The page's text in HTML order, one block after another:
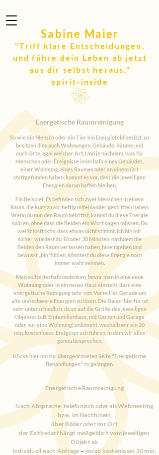
Sabine Maier
"Triff klare Entscheidungen,
und führe dein Leben ab jetzt
aus dir selbst heraus."
spirit-inside
Energetische Raumreinigung
So wie ein Mensch oder ein Tier ein Energiefeld besitzt, so
besitzen dies auch Wohnungen, Gebäude, Räume und
auch Orte, egal welcher Art. Und je nachdem, was für
Menschen oder Ereignisse innerhalb eines Gebäudes,
einer Wohnung, eines Raumes oder an einem Ort
stattgefunden haben, kommt es vor, dass die jeweiligen
Energien daran haften bleiben.
Ein Beispiel: Es befinden sich zwei Menschen in einem
Raum, die kurz zuvor heftig miteinander gestritten haben.
Wenn du nun den Raum betrittst, kannst du diese Energie
spüren, ohne dass die Beiden ein Wort sagen müssen. Du
weißt instinktiv, dass etwas nicht stimmt. Ich bin mir
sicher, würdest du 10 oder 30 Minuten, nachdem die
Beiden den Raum verlassen haben, hineingehen und
bewusst „hin“fühlen, könntest du diese Energie noch
immer wahrnehmen.
Man sollte deshalb bedenken, bevor man in eine neue
Wohnung oder in ein neues Haus einzieht, dass eine
energetische Reinigung sehr von Vorteil ist. Gerade um
alte und schwere Energien zu lösen. Die Dauer hierfür ist
sehr unterschiedlich, da es auf die Größe des jeweiligen
Objektes (z.B. Einfamilienhaus, mit Garten und Garage
oder nur eine Wohnung) ankommt, weshalb wir ein 20
min. kostenloses Erstgespräch führen, in dem wir alles
genau besprechen.
Klickehier um zur übergeordneten Seite "Energetische
Behandlungen" zu gelangen.
Energetische Raumreinigung
Nach Absprache: telefonisch oder als Webmeeting
bzw. im Nachhinein
über Bilder oder vor Ort
der Zeitbedarf hängt maßgeblich vom jeweiligen
Objekt ab
individuell nach Anfrage – vorab kostenloses 20 min.